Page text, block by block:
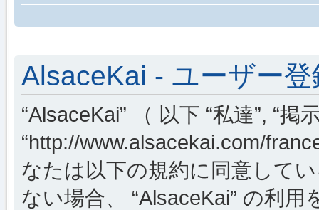
AlsaceKai - ユーザー登
“AlsaceKai” （ 以下 “私達”, “掲
“http://www.alsacekai.com/
なたは以下の規約に同意して
ない場合、 “AlsaceKai” の利